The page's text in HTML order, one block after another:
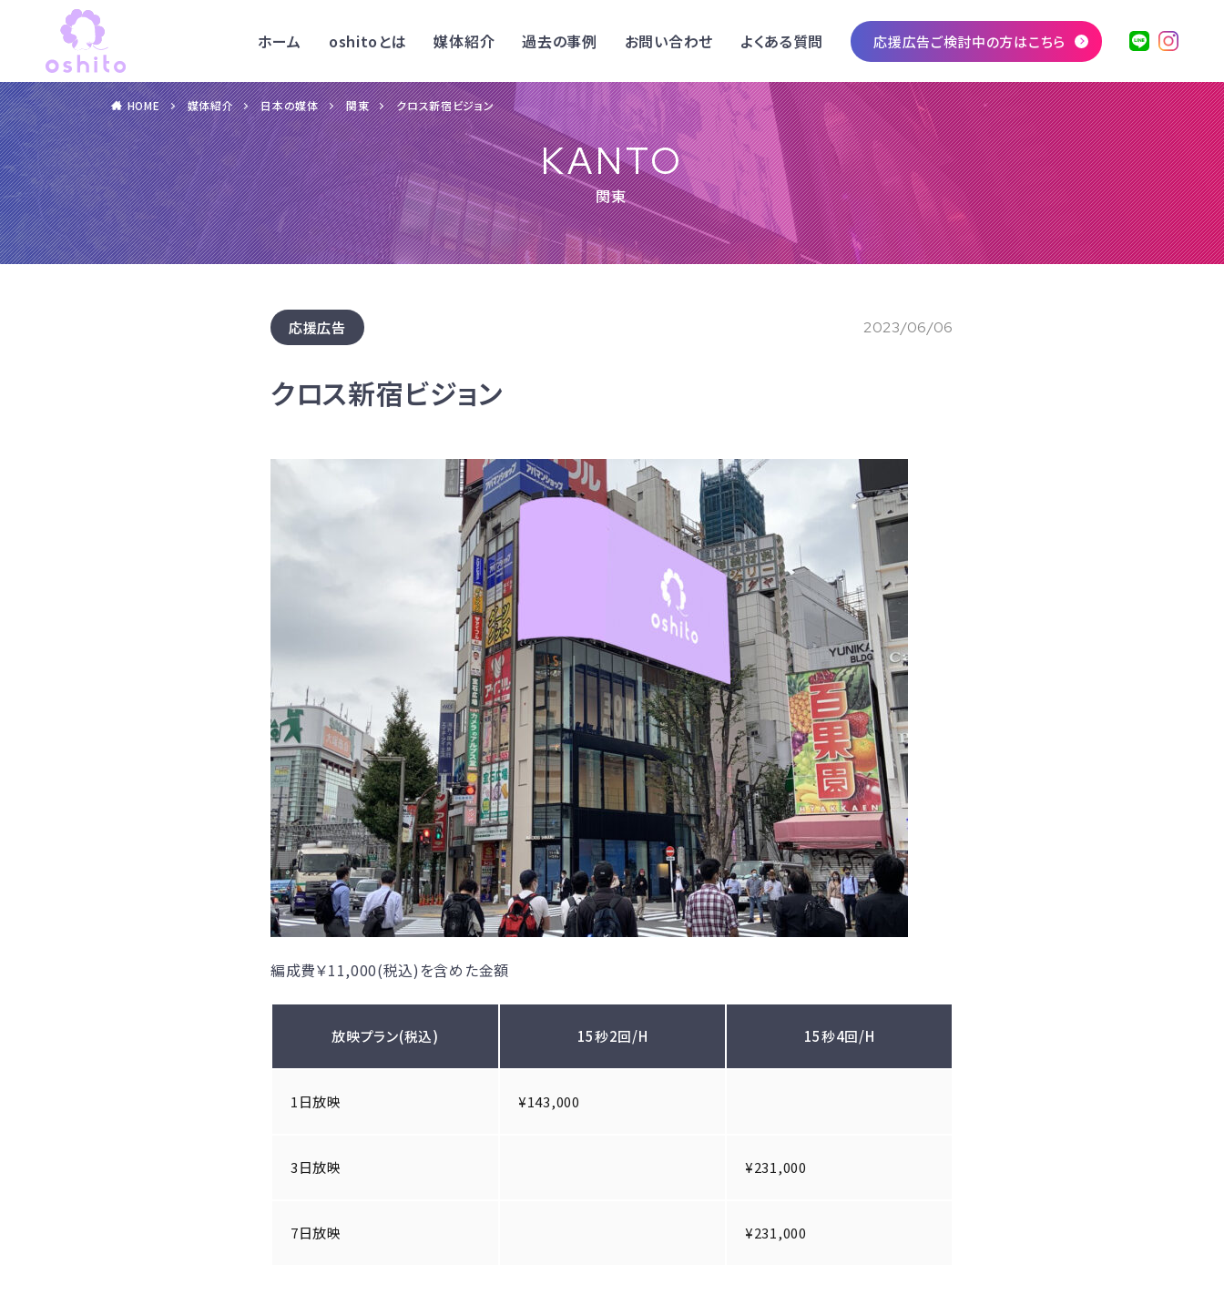
ホーム oshitoとは 媒体紹介 過去の事例 お問い合わせ よくある質問 応援広告ご検討中の方はこちら
HOME 媒体紹介 日本の媒体 関東 クロス新宿ビジョン
KANTO
関東
応援広告 2023/06/06
クロス新宿ビジョン
編成費￥11,000(税込)を含めた金額
放映プラン(税込) 15秒2回/H 15秒4回/H
1日放映 ¥143,000
3日放映 ¥231,000
7日放映 ¥231,000